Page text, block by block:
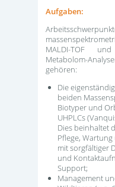
Aufgaben:
MALDI-TOF
Metabolom-
gehören:
Die
beiden
Biotyper und
UHPLCs
Dies beinhaltet
Pflege,
mit sorgfältiger
und
Support;
Management